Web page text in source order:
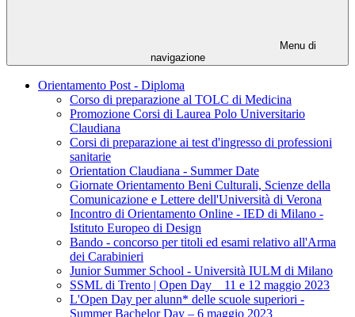
Menu di
navigazione
Orientamento Post - Diploma
Corso di preparazione al TOLC di Medicina
Promozione Corsi di Laurea Polo Universitario
Claudiana
Corsi di preparazione ai test d'ingresso di professioni
sanitarie
Orientation Claudiana - Summer Date
Giornate Orientamento Beni Culturali, Scienze della
Comunicazione e Lettere dell'Università di Verona
Incontro di Orientamento Online - IED di Milano -
Istituto Europeo di Design
Bando - concorso per titoli ed esami relativo all'Arma
dei Carabinieri
Junior Summer School - Università IULM di Milano
SSML di Trento | Open Day _ 11 e 12 maggio 2023
L'Open Day per alunn* delle scuole superiori -
Summer Bachelor Day – 6 maggio 2023